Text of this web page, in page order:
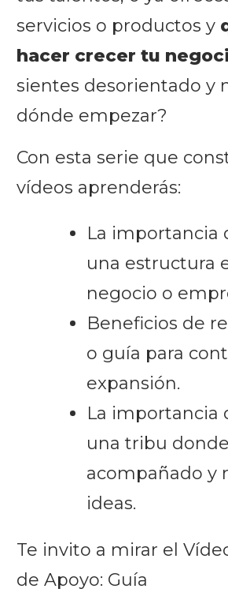
servicios o productos y
hacer crecer tu
sientes desorientado y
dónde empezar?
Con esta serie que
vídeos aprenderás:
La importancia
una estructura
negocio o
Beneficios de
o guía para
expansión.
La importancia
una tribu
acompañado y
ideas.
Te invito a mirar el
de Apoyo: Guía